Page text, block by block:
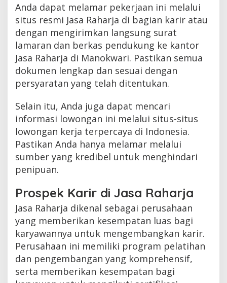
Anda dapat melamar pekerjaan ini melalui
situs resmi Jasa Raharja di bagian karir atau
dengan mengirimkan langsung surat
lamaran dan berkas pendukung ke kantor
Jasa Raharja di Manokwari. Pastikan semua
dokumen lengkap dan sesuai dengan
persyaratan yang telah ditentukan.
Selain itu, Anda juga dapat mencari
informasi lowongan ini melalui situs-situs
lowongan kerja terpercaya di Indonesia.
Pastikan Anda hanya melamar melalui
sumber yang kredibel untuk menghindari
penipuan.
Prospek Karir di Jasa Raharja
Jasa Raharja dikenal sebagai perusahaan
yang memberikan kesempatan luas bagi
karyawannya untuk mengembangkan karir.
Perusahaan ini memiliki program pelatihan
dan pengembangan yang komprehensif,
serta memberikan kesempatan bagi